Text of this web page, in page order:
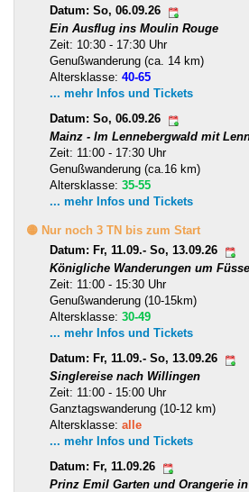
Datum: So, 06.09.26
Ein Ausflug ins Moulin Rouge
Zeit: 10:30 - 17:30 Uhr
Genußwanderung (ca. 14 km)
Altersklasse: 40-65
... mehr Infos und Tickets
Datum: So, 06.09.26
Mainz - Im Lennebergwald mit
Zeit: 11:00 - 17:30 Uhr
Genußwanderung (ca.16 km)
Altersklasse: 35-55
... mehr Infos und Tickets
🟡 Nur noch 3 TN bis zum Start
Datum: Fr, 11.09.- So, 13.09.26
Königliche Wanderungen um
Zeit: 11:00 - 15:30 Uhr
Genußwanderung (10-15km)
Altersklasse: 30-49
... mehr Infos und Tickets
Datum: Fr, 11.09.- So, 13.09.26
Singlereise nach Willingen
Zeit: 11:00 - 15:00 Uhr
Ganztagswanderung (10-12 km)
Altersklasse: alle
... mehr Infos und Tickets
Datum: Fr, 11.09.26
Prinz Emil Garten und Orangerie